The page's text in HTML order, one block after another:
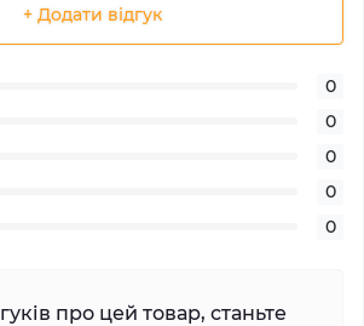
+ Додати відгук
0
0
0
0
0
про цей товар, станьте